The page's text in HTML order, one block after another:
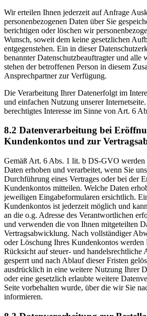
Wir erteilen Ihnen jederzeit auf Anfrage
personenbezogenen Daten über Sie
berichtigen oder löschen wir
Wunsch, soweit dem keine gesetzlichen
entgegenstehen. Ein in dieser
benannter Datenschutzbeauftragter und alle
stehen der betroffenen Person in diesem
Ansprechpartner zur Verfügung.
Die Verarbeitung Ihrer Datenerfolgt im
und einfachen Nutzung unserer
berechtigtes Interesse im Sinne von Art. 6
8.2 Datenverarbeitung bei
Kundenkontos und zur
Gemäß Art. 6 Abs. 1 lit. b DS-GVO werden
Daten erhoben und verarbeitet, wenn Sie
Durchführung eines Vertrages oder bei der
Kundenkontos mitteilen. Welche Daten
jeweiligen Eingabeformularen ersichtlich.
Kundenkontos ist jederzeit möglich und
an die o.g. Adresse des Verantwortlichen
und verwenden die von Ihnen mitgeteilten
Vertragsabwicklung. Nach vollständiger
oder Löschung Ihres Kundenkontos werden
Rücksicht auf steuer- und handelsrechtliche
gesperrt und nach Ablauf dieser Fristen
ausdrücklich in eine weitere Nutzung Ihrer
oder eine gesetzlich erlaubte weitere
Seite vorbehalten wurde, über die wir Sie
informieren.